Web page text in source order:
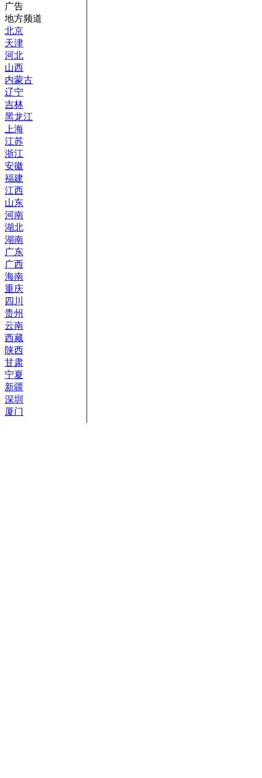
广告
地方频道
北京
天津
河北
山西
内蒙古
辽宁
吉林
黑龙江
上海
江苏
浙江
安徽
福建
江西
山东
河南
湖北
湖南
广东
广西
海南
重庆
四川
贵州
云南
西藏
陕西
甘肃
宁夏
新疆
深圳
厦门